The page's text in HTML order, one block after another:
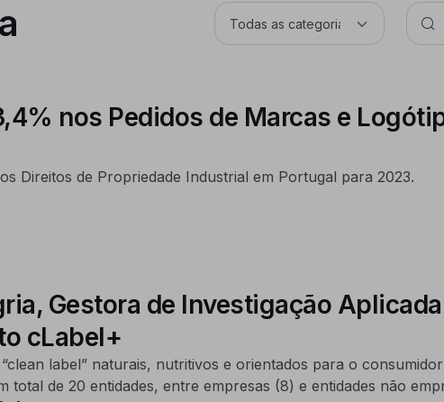
nos Pedidos de Marcas e
Direitos de Propriedade Industrial em Portugal para 2023.
Gestora de Investigação Aplicada
cLabel+
label” naturais, nutritivos e orientados para o
de 20 entidades, entre empresas (8) e entidades não